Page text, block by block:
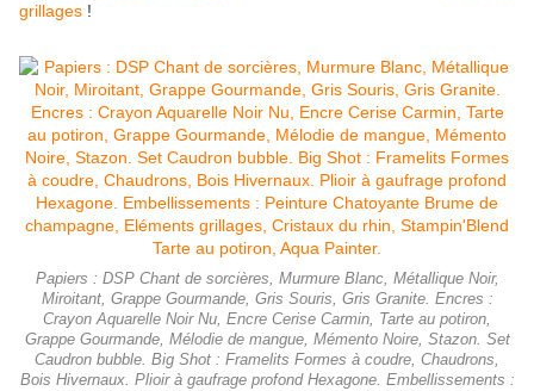
grillages !
Papiers : DSP Chant de sorcières, Murmure Blanc, Métallique Noir,
Miroitant, Grappe Gourmande, Gris Souris, Gris Granite. Encres :
Crayon Aquarelle Noir Nu, Encre Cerise Carmin, Tarte au potiron,
Grappe Gourmande, Mélodie de mangue, Mémento Noire, Stazon. Set
Caudron bubble. Big Shot : Framelits Formes à coudre, Chaudrons,
Bois Hivernaux. Plioir à gaufrage profond Hexagone. Embellissements :